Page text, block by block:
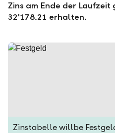
Zins am Ende der
32'178.21 erhalten.
Zinstabelle willbe